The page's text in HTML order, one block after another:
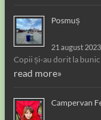
Posmuș
21 august 2023
Copii și-au dorit la
read more»
Campervan